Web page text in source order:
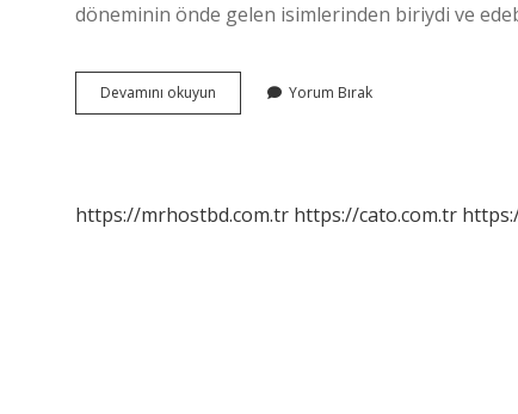
döneminin önde gelen isimlerinden biriydi ve
Devamını okuyun Bağdadi
Kimin
Yorum Bırak
https://mrhostbd.com.tr https://cato.com.tr